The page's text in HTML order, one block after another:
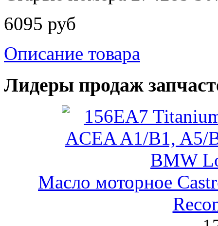
6095 руб
Описание товара
Лидеры продаж
Масло моторное